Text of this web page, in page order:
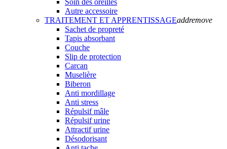
Soin des oreilles
Autre accessoire
TRAITEMENT ET APPRENTISSAGEaddremove
Sachet de propreté
Tapis absorbant
Couche
Slip de protection
Carcan
Muselière
Biberon
Anti mordillage
Anti stress
Répulsif mâle
Répulsif urine
Attractif urine
Désodorisant